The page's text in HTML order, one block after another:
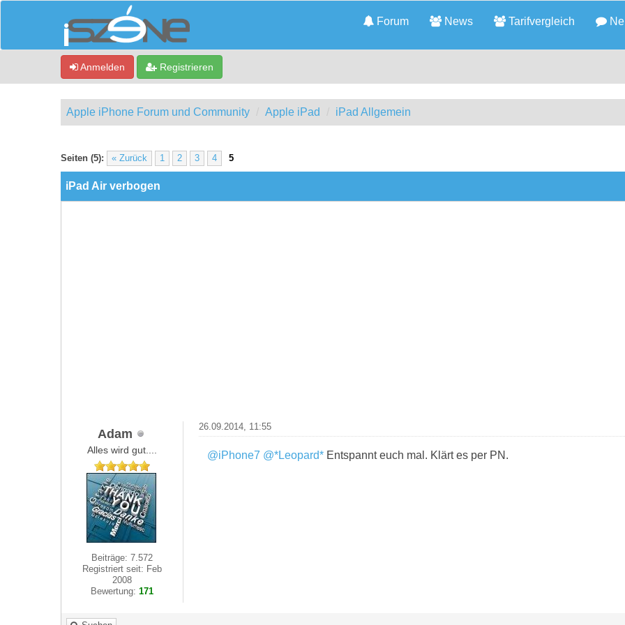
Forum News Tarifvergleich
Anmelden Registrieren
Apple iPhone Forum und Community Apple iPad iPad Allgemein
Seiten (5): « Zurück 1 2 3 4 5
0 Bewertung(en) - 0 im Durchschnitt
1
2
3
4
5
iPad Air verbogen
Adam
Alles wird gut....
Beiträge: 7.572
Registriert seit: Feb
2008
Bewertung:171
26.09.2014, 11:55
@iPhone7 @*Leopard*Entspannt euch mal. Klärt es per PN.